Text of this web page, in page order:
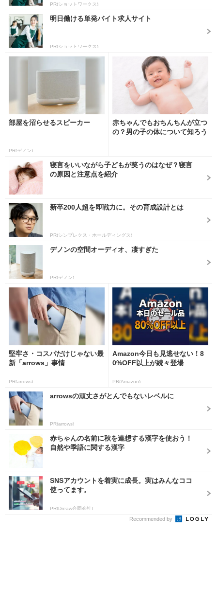
PR(ショットワークス)
明日働ける単発バイト求人サイト
PR(ショットワークス)
部屋を沼らせるスピーカー
PR(デノン)
赤ちゃんでもおちんちんが立つ
の？男の子の体について知ろう
寝言をいいながら子どもが笑うのはなぜ？寝言
の原因と注意点を紹介
新卒200人超を即戦力に。その育成設計とは
PR(シンプレクス・ホールディングス)
デノンの空間オーディオ、凄すぎた
PR(デノン)
堅牢さ・コスパだけじゃない最
新「arrows」事情
PR(arrows)
Amazon今日も見逃せない！8
0%OFF以上が続々登場
PR(Amazon)
arrowsの頑丈さがとんでもないレベルに
PR(arrows)
赤ちゃんの名前に秋を連想する漢字を使おう！
自然や季語に関する漢字
SNSアカウントを着実に成長。実はみんなココ
使ってます。
PR(Dreaw合同会社)
Recommended by